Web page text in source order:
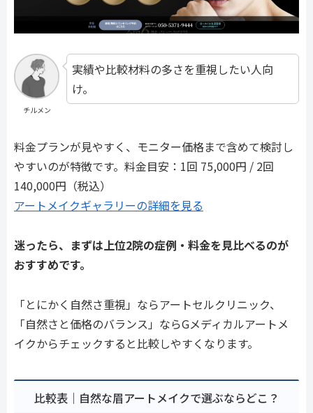
チルメン
実績や比較材料の多さを重視したい人向
け。
料金プランが見やすく、モニター価格まで含めて検討し
やすいのが特徴です。料金目安：1回 75,000円 / 2回
140,000円（税込）
アートメイクギャラリーの詳細を見る
迷ったら、まずは上位2院の症例・料金を見比べるのが
おすすめです。
「とにかく自然さ重視」ならアートセルクリニック、
「自然さと価格のバランス」ならGメディカルアートメ
イクからチェックすると比較しやすくなります。
比較表｜自然な眉アートメイクで選ぶならどこ？